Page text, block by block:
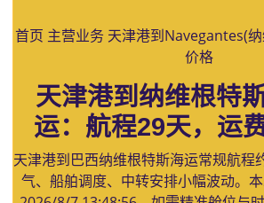
首页 主营业务 天津港到Navegantes(
价格
天津港到纳维根特
运：航程29天，运
天津港到巴西纳维根特斯海运常规航程
气、船舶调度、中转安排小幅波动。